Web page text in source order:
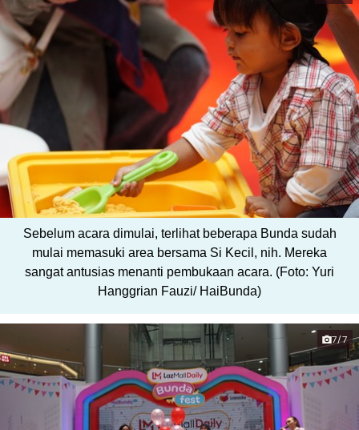
Sebelum acara dimulai, terlihat beberapa Bunda sudah
mulai memasuki area bersama Si Kecil, nih. Mereka
sangat antusias menanti pembukaan acara. (Foto: Yuri
Hanggrian Fauzi/ HaiBunda)
7/7